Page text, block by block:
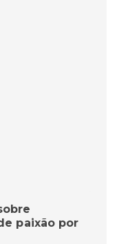
paixão por